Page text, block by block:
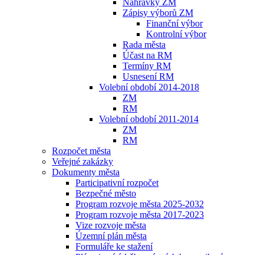
Nahrávky ZM
Zápisy výborů ZM
Finanční výbor
Kontrolní výbor
Rada města
Účast na RM
Termíny RM
Usnesení RM
Volební období 2014-2018
ZM
RM
Volební období 2011-2014
ZM
RM
Rozpočet města
Veřejné zakázky
Dokumenty města
Participativní rozpočet
Bezpečné město
Program rozvoje města 2025-2032
Program rozvoje města 2017-2023
Vize rozvoje města
Územní plán města
Formuláře ke stažení